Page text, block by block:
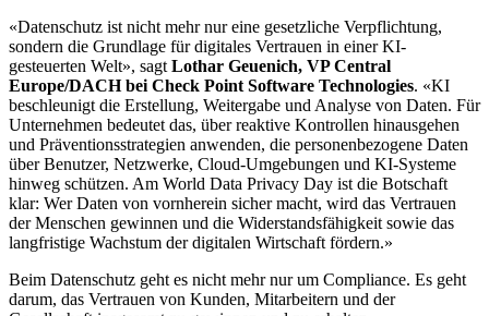
«Datenschutz ist nicht mehr nur eine gesetzliche Verpflichtung,
sondern die Grundlage für digitales Vertrauen in einer KI-
gesteuerten Welt», sagt Lothar Geuenich, VP Central
Europe/DACH bei Check Point Software Technologies. «KI
beschleunigt die Erstellung, Weitergabe und Analyse von Daten. Für
Unternehmen bedeutet das, über reaktive Kontrollen hinausgehen
und Präventionsstrategien anwenden, die personenbezogene Daten
über Benutzer, Netzwerke, Cloud-Umgebungen und KI-Systeme
hinweg schützen. Am World Data Privacy Day ist die Botschaft
klar: Wer Daten von vornherein sicher macht, wird das Vertrauen
der Menschen gewinnen und die Widerstandsfähigkeit sowie das
langfristige Wachstum der digitalen Wirtschaft fördern.»
Beim Datenschutz geht es nicht mehr nur um Compliance. Es geht
darum, das Vertrauen von Kunden, Mitarbeitern und der